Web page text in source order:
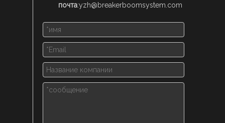
почта:yzh@breakerboomsystem.com